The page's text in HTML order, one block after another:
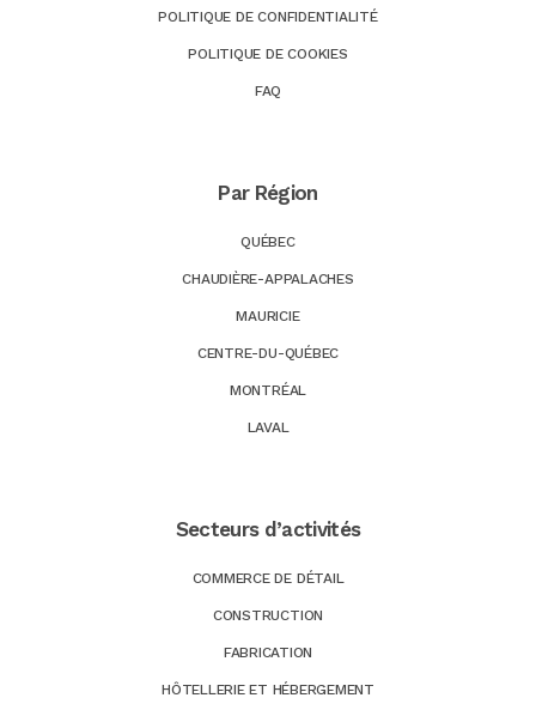
POLITIQUE DE CONFIDENTIALITÉ
POLITIQUE DE COOKIES
FAQ
Par Région
QUÉBEC
CHAUDIÈRE-APPALACHES
MAURICIE
CENTRE-DU-QUÉBEC
MONTRÉAL
LAVAL
Secteurs d’activités
COMMERCE DE DÉTAIL
CONSTRUCTION
FABRICATION
HÔTELLERIE ET HÉBERGEMENT